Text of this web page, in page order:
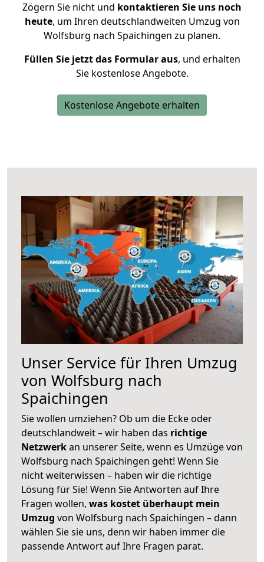
Zögern Sie nicht und kontaktieren Sie uns noch
heute, um Ihren deutschlandweiten Umzug von
Wolfsburg nach Spaichingen zu planen.
Füllen Sie jetzt das Formular aus, und erhalten
Sie kostenlose Angebote.
Kostenlose Angebote erhalten
Unser Service für Ihren Umzug
von Wolfsburg nach
Spaichingen
Sie wollen umziehen? Ob um die Ecke oder
deutschlandweit – wir haben das richtige
Netzwerkan unserer Seite, wenn es Umzüge von
Wolfsburg nach Spaichingen geht! Wenn Sie
nicht weiterwissen – haben wir die richtige
Lösung für Sie! Wenn Sie Antworten auf Ihre
Fragen wollen, was kostet überhaupt mein
Umzug von Wolfsburg nach Spaichingen – dann
wählen Sie sie uns, denn wir haben immer die
passende Antwort auf Ihre Fragen parat.